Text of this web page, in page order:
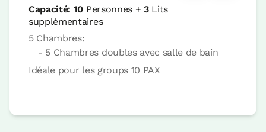
Capacité: 10 Personnes +3Lits
supplémentaires
5 Chambres:
- 5 Chambres doubles avec salle de bain
Idéale pour les groups 10 PAX